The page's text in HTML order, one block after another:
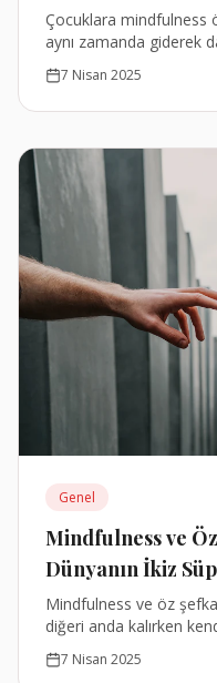
Çocuklara mindfulness
aynı zamanda giderek
7 Nisan 2025
Genel
Mindfulness ve
Dünyanın İkiz
Mindfulness ve öz
diğeri anda kalırken
7 Nisan 2025